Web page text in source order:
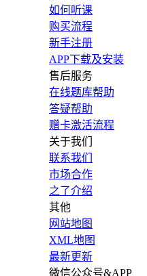
如何听课
购买流程
新手注册
APP下载及安装
售后服务
在线题库帮助
答疑帮助
赠卡激活流程
关于我们
联系我们
市场合作
之了介绍
其他
网站地图
XML地图
最新更新
微信公众号&APP